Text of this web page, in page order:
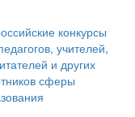
конкурсы
учителей,
и других
сферы